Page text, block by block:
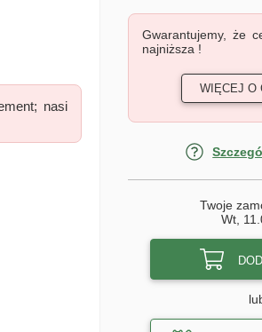
nasi
Gwarantujemy, że
najniższa !
WIĘCEJ O
Twoje
Wt,